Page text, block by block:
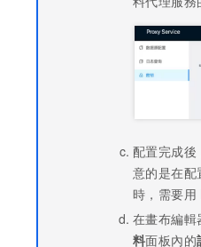
配置完成後
意的是在配
時，需要用
在畫布編輯
料面板內的